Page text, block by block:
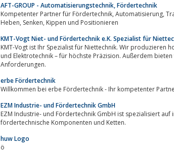
AFT-GROUP - Automatisierungstechnik, Fördertechnik
Kompetenter Partner für Fördertechnik, Automatisierung, Transportieren, Ein- und Auslagern, Palettieren, Kommissionieren,
Heben, Senken, Kippen und Positionieren
KMT-Vogt Niet- und Fördertechnik e.K. Spezialist für
KMT-Vogt ist Ihr Spezialist für Niettechnik. Wir produzieren
und Elektrotechnik – für höchste Präzision. Außerdem
Anforderungen.
erbe Fördertechnik
Willkommen bei erbe Fördertechnik - Ihr kompetenter
EZM Industrie- und Fördertechnik GmbH
EZM Industrie- und Fördertechnik GmbH ist spezialisiert
fördertechnische Komponenten und Ketten.
huw Logo
ö